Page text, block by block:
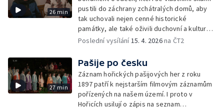
26 min
pustili do záchrany zchátralých domů, aby
tak uchovali nejen cenné historické
památky, ale také oživili duchovní a kulturní
tradice ve své obci.
Poslední vysílání15. 4. 2026na ČT2
27 min
Pašije po česku
Záznam hořických pašijových her z roku
1897 patří k nejstarším filmovým záznamům
pořízených na našem území. I proto v
Hořicích usilují o zápis na seznam